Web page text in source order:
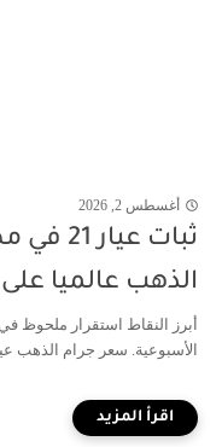
أغسطس 2, 2026
ثبات
الذهب عالميا
أبرز النقاط استقرار ملحوظ
الأسبوعية. سعر جرام الذهب عيار 21 يسجل 5930 جنيهًا محليًا. أونصة